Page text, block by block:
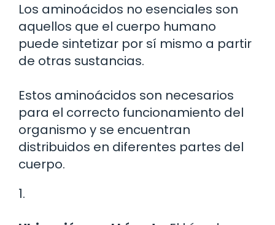
Los aminoácidos no esenciales son
aquellos que el cuerpo humano
puede sintetizar por sí mismo a partir
de otras sustancias.
Estos aminoácidos son necesarios
para el correcto funcionamiento del
organismo y se encuentran
distribuidos en diferentes partes del
cuerpo.
1.